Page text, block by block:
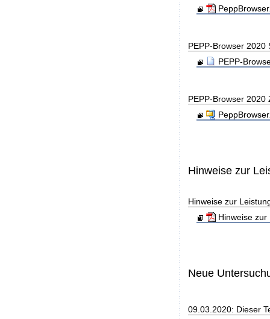
PEPP-Browser 2020
PEPP-
PEPP-Browser 2020
Hinweise zur
Hinweise zur
Hinweise zur
Neue
09.03.2020: Dieser